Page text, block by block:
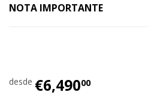
NOTA IMPORTANTE
desde €6,49000€6,490.00